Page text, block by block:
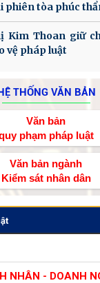
phiên tòa phúc
Kim Thoan giữ
vệ pháp luật
THỐNG VĂN BẢN
Văn bản
phạm pháp luật
Văn bản ngành
Kiểm sát nhân dân
NHÂN - DOANH